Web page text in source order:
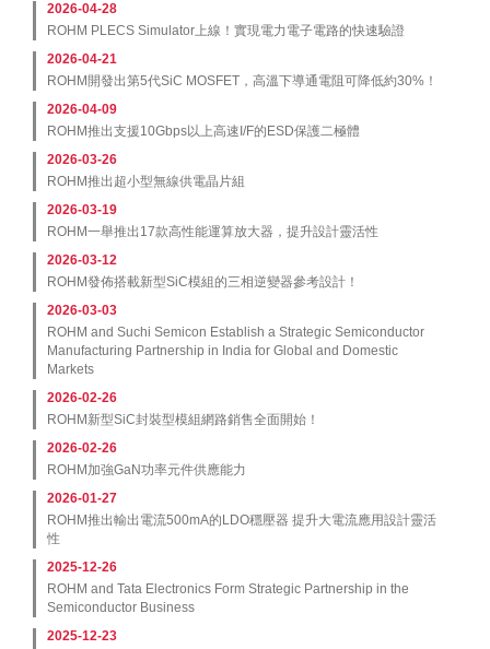
2026-04-28
ROHM PLECS Simulator上線！實現電力電子電路的快速驗證
2026-04-21
ROHM開發出第5代SiC MOSFET，高溫下導通電阻可降低約30%！
2026-04-09
ROHM推出支援10Gbps以上高速I/F的ESD保護二極體
2026-03-26
ROHM推出超小型無線供電晶片組
2026-03-19
ROHM一舉推出17款高性能運算放大器，提升設計靈活性
2026-03-12
ROHM發佈搭載新型SiC模組的三相逆變器參考設計！
2026-03-03
ROHM and Suchi Semicon Establish a Strategic Semiconductor
Manufacturing Partnership in India for Global and Domestic
Markets
2026-02-26
ROHM新型SiC封裝型模組網路銷售全面開始！
2026-02-26
ROHM加強GaN功率元件供應能力
2026-01-27
ROHM推出輸出電流500mA的LDO穩壓器 提升大電流應用設計靈活
性
2025-12-26
ROHM and Tata Electronics Form Strategic Partnership in the
Semiconductor Business
2025-12-23